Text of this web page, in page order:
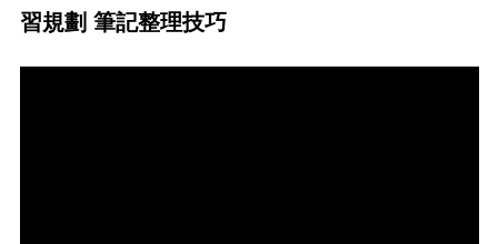
習規劃 筆記整理技巧